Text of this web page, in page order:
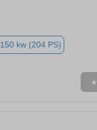
150 kw (204 PS)
★